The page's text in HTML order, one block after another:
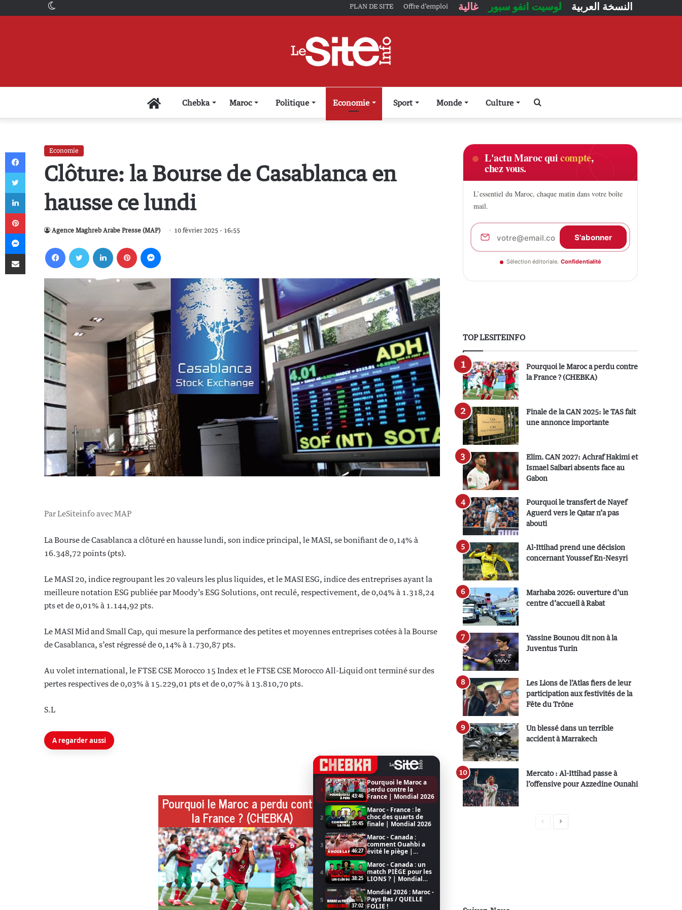
PLAN DE SITE Offre d’emploi غالية لوسيت انفو سبور النسخة العربية
AccueilChebka Maroc Politique Economie Sport Monde Culture
Economie
Clôture: la Bourse de Casablanca en
hausse ce lundi
Agence Maghreb Arabe Presse (MAP) 10 février 2025 - 16:55
Par LeSiteinfo avec MAP
La Bourse de Casablanca a clôturé en hausse lundi, son indice principal, le MASI, se bonifiant de 0,14% à
16.348,72 points (pts).
Le MASI 20, indice regroupant les 20 valeurs les plus liquides, et le MASI ESG, indice des entreprises ayant la
meilleure notation ESG publiée par Moody’s ESG Solutions, ont reculé, respectivement, de 0,04% à 1.318,24
pts et de 0,01% à 1.144,92 pts.
Le MASI Mid and Small Cap, qui mesure la performance des petites et moyennes entreprises cotées à la Bourse
de Casablanca, s’est régressé de 0,14% à 1.730,87 pts.
Au volet international, le FTSE CSE Morocco 15 Index et le FTSE CSE Morocco All-Liquid ont terminé sur des
pertes respectives de 0,03% à 15.229,01 pts et de 0,07% à 13.810,70 pts.
S.L
A regarder aussi
1
43:46
Pourquoi le Maroc a
perdu contre la
France | Mondial 2026
2
35:45
Maroc - France : le
choc des quarts de
finale | Mondial 2026
3
46:27
Maroc - Canada :
comment Ouahbi a
évité le piège |
4
38:25
Maroc - Canada : un
match PIÈGE pour les
LIONS ? | Mondial
5
37:02
Mondial 2026 : Maroc -
Pays Bas / QUELLE
FOLIE !
Pourquoi le Maroc a perdu contre
la France ? (CHEBKA)
L'actu Maroc quicompte,
chez vous.
L’essentiel du Maroc, chaque matin dans votre boîte
mail.
S'abonner
Sélection éditoriale. Confidentialité
TOP LESITEINFO
Pourquoi le Maroc a perdu contre
la France ? (CHEBKA)
Finale de la CAN 2025: le TAS fait
une annonce importante
Elim. CAN 2027: Achraf Hakimi et
Ismael Saibari absents face au
Gabon
Pourquoi le transfert de Nayef
Aguerd vers le Qatar n’a pas
abouti
Al-Ittihad prend une décision
concernant Youssef En-Nesyri
Marhaba 2026: ouverture d’un
centre d’accueil à Rabat
Yassine Bounou dit non à la
Juventus Turin
Les Lions de l’Atlas fiers de leur
participation aux festivités de la
Fête du Trône
Un blessé dans un terrible
accident à Marrakech
Mercato : Al-Ittihad passe à
l’offensive pour Azzedine Ounahi
P
Facebook
Twitter
Linkedin
Messenger